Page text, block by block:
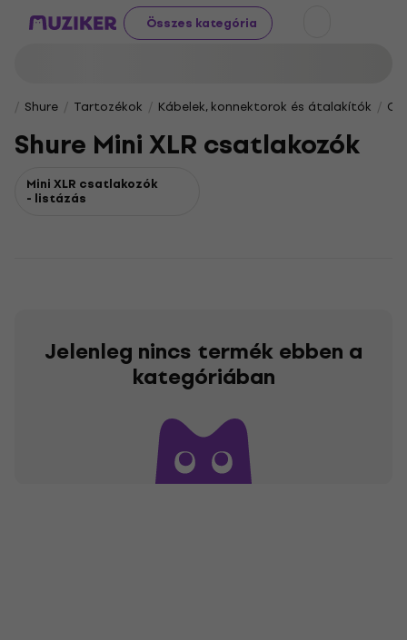
Összes kategória
Shure Tartozékok Kábelek, konnektorok és átalakítók
Shure Mini XLR csatlakozók
Mini XLR csatlakozók
- listázás
Jelenleg nincs termék ebben a
kategóriában